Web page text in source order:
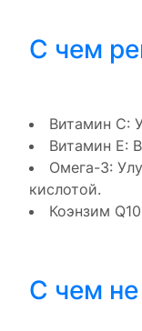
С чем
Витамин C:
Витамин E:
Омега-3:
кислотой.
Коэнзим
С чем